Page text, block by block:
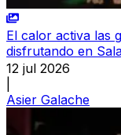
El calor activa las
disfrutando en
12 jul 2026
Asier Galache